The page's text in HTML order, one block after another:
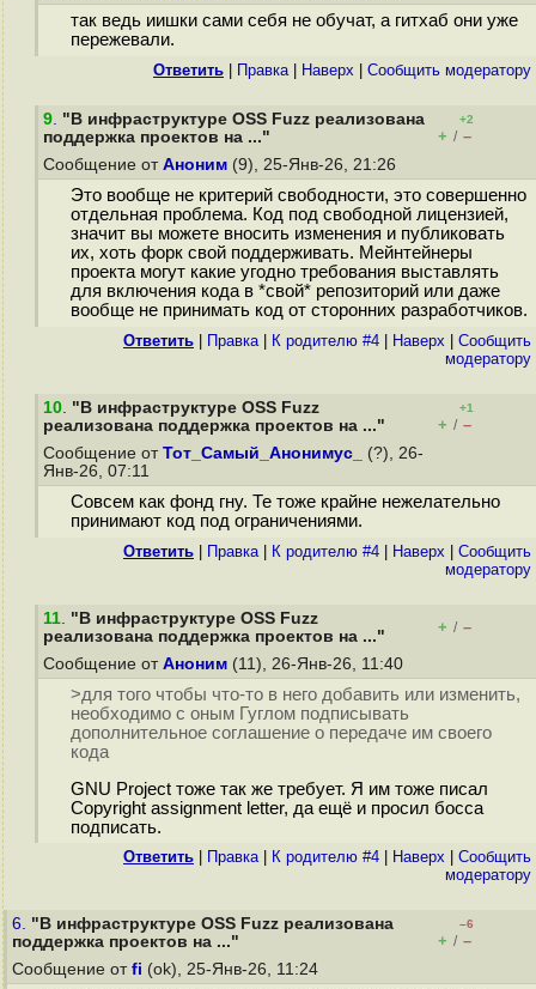
так ведь иишки сами себя не обучат, а гитхаб они уже
пережевали.
Ответить Правка| Наверх Cообщить модератору
9. "В инфраструктуре OSS Fuzz реализована
поддержка проектов на ..."
+2
+ / –
Сообщение от Аноним (9), 25-Янв-26, 21:26
Это вообще не критерий свободности, это совершенно
отдельная проблема. Код под свободной лицензией,
значит вы можете вносить изменения и публиковать
их, хоть форк свой поддерживать. Мейнтейнеры
проекта могут какие угодно требования выставлять
для включения кода в *свой* репозиторий или даже
вообще не принимать код от сторонних разработчиков.
Ответить Правка| К родителю #4 Наверх
Cообщить
модератору
10. "В инфраструктуре OSS Fuzz
реализована поддержка проектов на ..."
+1
+ / –
Сообщение от Тот_Самый_Анонимус_
(?), 26-
Янв-26, 07:11
Совсем как фонд гну. Те тоже крайне нежелательно
принимают код под ограничениями.
Ответить Правка| К родителю #4 Наверх
Cообщить
модератору
11. "В инфраструктуре OSS Fuzz
реализована поддержка проектов на ..."
+ / –
Сообщение от Аноним (11), 26-Янв-26, 11:40
>для того чтобы что-то в него добавить или изменить,
необходимо с оным Гуглом подписывать
дополнительное соглашение о передаче им своего
кода
GNU Project тоже так же требует. Я им тоже писал
Copyright assignment letter, да ещё и просил босса
подписать.
Ответить Правка| К родителю #4 Наверх
Cообщить
модератору
6. "В инфраструктуре OSS Fuzz реализована
поддержка проектов на ..."
–6
+ / –
Сообщение от fi (ok), 25-Янв-26, 11:24